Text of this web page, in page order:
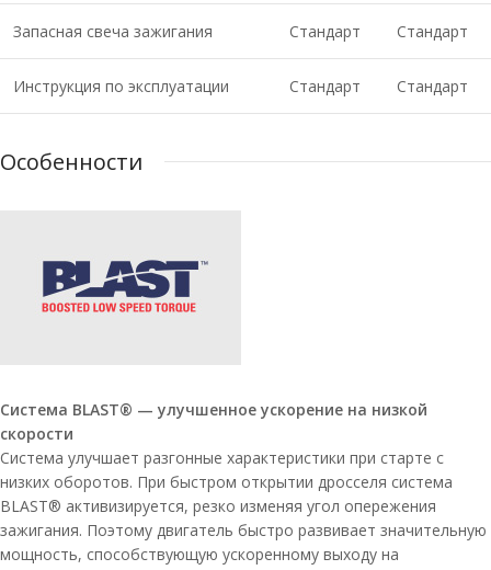
Запасная свеча зажигания Стандарт Стандарт
Инструкция по эксплуатации Стандарт Стандарт
Особенности
Система BLAST® — улучшенное ускорение на низкой
скорости
Система улучшает разгонные характеристики при старте с
низких оборотов. При быстром открытии дросселя система
BLAST® активизируется, резко изменяя угол опережения
зажигания. Поэтому двигатель быстро развивает значительную
мощность, способствующую ускоренному выходу на